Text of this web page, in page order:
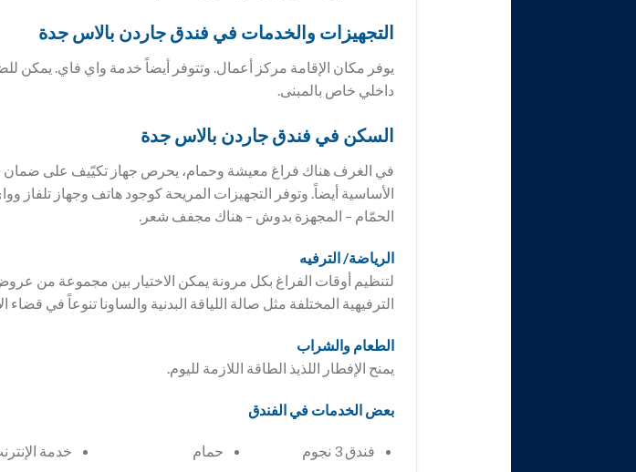
التجهيزات والخدمات في فندقجاردن بالاس جدة
يوفر مكان الإقامة مركز أعمال. وتتوفر أيضاً خدمة واي فاي. يمكن
داخلي خاص بالمبنى.
السكن في فندقجاردن بالاس جدة
في الغرف هناك فراغ معيشة وحمام، يحرص جهاز تكيّيف على ضمان
الأساسية أيضاً. وتوفر التجهيزات المريحة كوجود هاتف وجهاز تلفاز
الحمّام – المجهزة بدوش – هناك مجفف شعر.
الرياضة/ الترفيه
لتنظيم أوقات الفراغ بكل مرونة يمكن الاختيار بين مجموعة من
الترفيهية المختلفة مثل صالة اللياقة البدنية والساونا تنوعاً في قضاء
الطعام والشراب
يمنح الإفطار اللذيذ الطاقة اللازمة لليوم.
بعض الخدمات في الفندق
فندق 3 نجوم
حمام
خدمة